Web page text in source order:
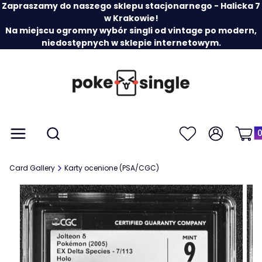
Zapraszamy do naszego sklepu stacjonarnego - Halicka 7
w Krakowie!
Na miejscu ogromny wybór singli od vintage po modern,
niedostępnych w sklepie internetowym.
Menu Otwórz wyszukiwarkę
Szukaj UlubioneZaloguj się
Card Gallery Karty ocenione (PSA/CGC)